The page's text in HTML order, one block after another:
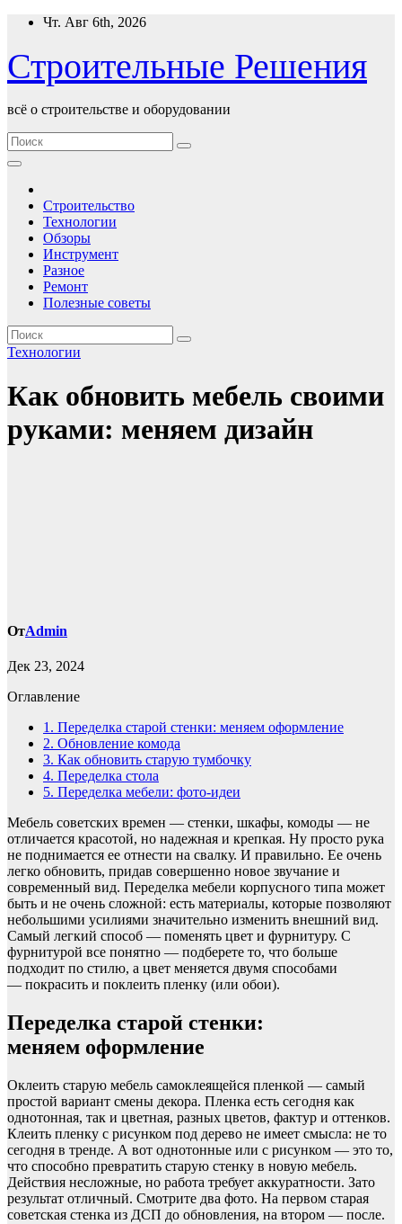
Перейти
содержимому
Чт. Авг 6th, 2026
Строительные Решения
всё о строительстве и оборудовании
Строительство
Технологии
Обзоры
Инструмент
Разное
Ремонт
Полезные советы
Технологии
Как обновить мебель своими
руками: меняем дизайн
ОтAdmin
Дек 23, 2024
Оглавление
1. Переделка старой стенки: меняем оформление
2. Обновление комода
3. Как обновить старую тумбочку
4. Переделка стола
5. Переделка мебели: фото-идеи
Мебель советских времен — стенки, шкафы, комоды — не
отличается красотой, но надежная и крепкая. Ну просто рука
не поднимается ее отнести на свалку. И правильно. Ее очень
легко обновить, придав совершенно новое звучание и
современный вид. Переделка мебели корпусного типа может
быть и не очень сложной: есть материалы, которые позволяют
небольшими усилиями значительно изменить внешний вид.
Самый легкий способ — поменять цвет и фурнитуру. С
фурнитурой все понятно — подберете то, что больше
подходит по стилю, а цвет меняется двумя способами
— покрасить и поклеить пленку (или обои).
Переделка старой стенки:
меняем оформление
Оклеить старую мебель самоклеящейся пленкой — самый
простой вариант смены декора. Пленка есть сегодня как
однотонная, так и цветная, разных цветов, фактур и оттенков.
Клеить пленку с рисунком под дерево не имеет смысла: не то
сегодня в тренде. А вот однотонные или с рисунком — это то,
что способно превратить старую стенку в новую мебель.
Действия несложные, но работа требует аккуратности. Зато
результат отличный. Смотрите два фото. На первом старая
советская стенка из ДСП до обновления, на втором — после.